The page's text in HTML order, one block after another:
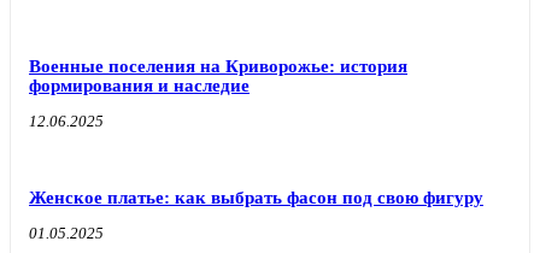
Военные поселения на Криворожье: история
формирования и наследие
12.06.2025
Женское платье: как выбрать фасон под свою фигуру
01.05.2025